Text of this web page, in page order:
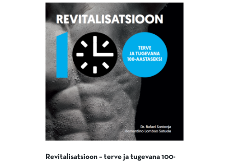
Revitalisatsioon – terve ja tugevana 100-